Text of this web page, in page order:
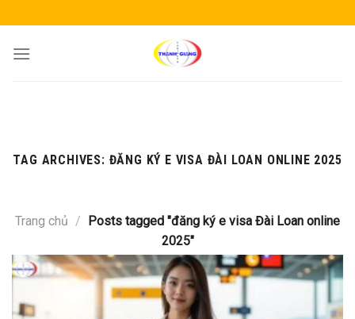
to
content
TAG ARCHIVES: ĐĂNG KÝ E VISA ĐÀI LOAN ONLINE 2025
Trang chủ / Posts tagged "đăng ký e visa Đài Loan online
2025"